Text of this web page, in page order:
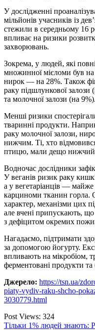
У дослідженні
мільйонів учасників із
стежили в середньому 16
впливає на ризики
захворювань.
Зокрема, у людей, які
множинної мієломи був
нирок — на 28%. Також
раку підшлункової
та молочної залози (на 9%).
Менші ризики
тваринні продукти.
раку молочної залози,
нижчим. Ті, хто
птицю, мали дещо нижчий
Водночас дослідники
У веганів ризик раку
а у вегетаріанців — майже
карциноми тканин горла.
характер, механізми цих
але вчені припускають,
з дефіцитом окремих
Нагадаємо, підтримати
за допомогою йогурту.
впливають на мікробіом,
ферментовані продукти та
Джерело: https://tsn.ua/
piaty-vydiv-raku-shcho-
3030779.html
Post Views: 324
Навигация
Тільки 1% людей знають: